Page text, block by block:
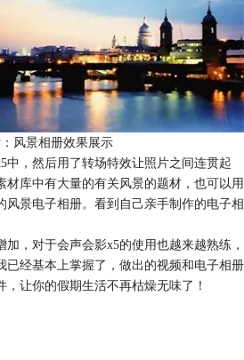
风景相册效果展示
中，然后用了转场特效让照片之间连贯起
材库中有大量的有关风景的题材，也可以用
风景电子相册。看到自己亲手制作的电子相
，对于会声会影x5的使用也越来越熟练，
已经基本上掌握了，做出的视频和电子相册
让你的假期生活不再枯燥无味了！